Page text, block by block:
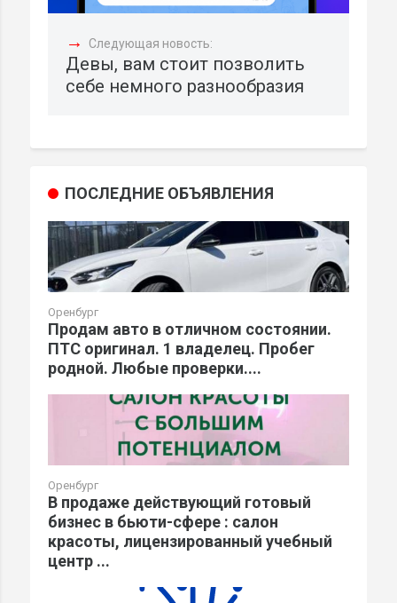
→ Следующая новость:
Девы, вам стоит позволить
себе немного разнообразия
ПОСЛЕДНИЕ ОБЪЯВЛЕНИЯ
Оренбург
Продам авто в отличном состоянии.
ПТС оригинал. 1 владелец. Пробег
родной. Любые проверки....
Оренбург
В продаже действующий готовый
бизнес в бьюти-сфере : салон
красоты, лицензированный учебный
центр ...